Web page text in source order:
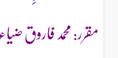
مقرر: محمد فاروق